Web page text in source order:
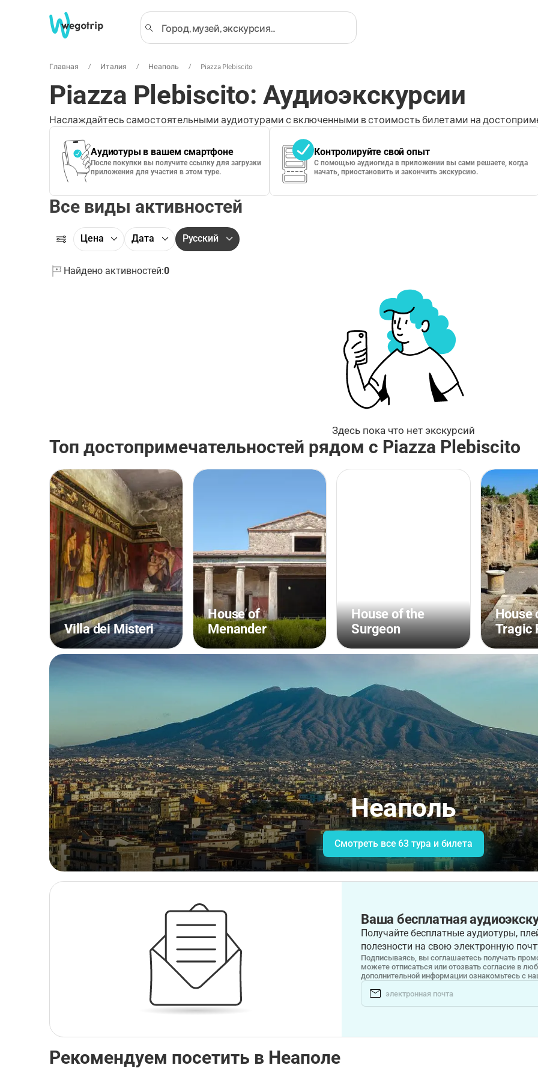
Главная Италия Неаполь Piazza Plebiscito
Piazza Plebiscito: Аудиоэкскурсии
Наслаждайтесь самостоятельными аудиотурами с включенными в стоимость билетами на
Аудиотуры в вашем смартфоне
После покупки вы получите ссылку для загрузки
приложения для участия в этом туре.
Контролируйте свой опыт
С помощью аудиогида в приложении вы сами решаете, когда
начать, приостановить и закончить экскурсию.
Все виды активностей
Цена Дата Русский
Найдено активностей:0
Здесь пока что нет экскурсий
Топ достопримечательностей рядом с Piazza Plebiscito
Villa dei Misteri
House of
Menander
House of the
Surgeon
House
Tragic
Неаполь
Смотреть все 63 тура и билета
Ваша бесплатная
Получайте бесплатные аудиотуры,
полезности на свою электронную
Подписываясь, вы соглашаетесь получать
можете отписаться или отозвать согласие в
дополнительной информации ознакомьтесь с
Рекомендуем посетить в Неаполе